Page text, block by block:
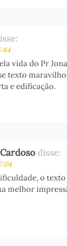
vida do Pr
texto
e edificação.
disse:
o
melhor